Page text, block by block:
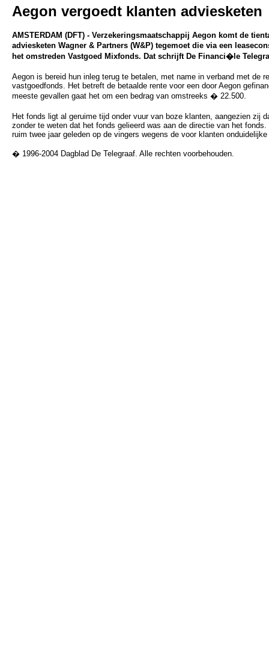
Aegon vergoedt klanten adviesketen
AMSTERDAM (DFT) - Verzekeringsmaatschappij Aegon komt de
adviesketen Wagner & Partners (W&P) tegemoet die via een
het omstreden Vastgoed Mixfonds. Dat schrijft De Financi�le
Aegon is bereid hun inleg terug te betalen, met name in verband met de
vastgoedfonds. Het betreft de betaalde rente voor een door Aegon
meeste gevallen gaat het om een bedrag van omstreeks � 22.500.
Het fonds ligt al geruime tijd onder vuur van boze klanten, aangezien zij
zonder te weten dat het fonds gelieerd was aan de directie van het
ruim twee jaar geleden op de vingers wegens de voor klanten
� 1996-2004 Dagblad De Telegraaf. Alle rechten voorbehouden.